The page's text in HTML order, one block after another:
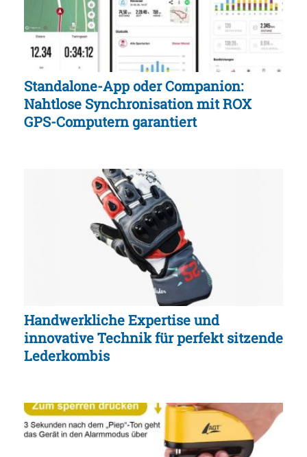
Standalone-App oder Companion:
Nahtlose Synchronisation mit ROX
GPS-Computern garantiert
Handwerkliche Expertise und
innovative Technik für perfekt sitzende
Lederkombis